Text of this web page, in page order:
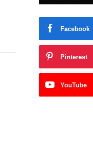
Facebook
Pinterest
YouTube